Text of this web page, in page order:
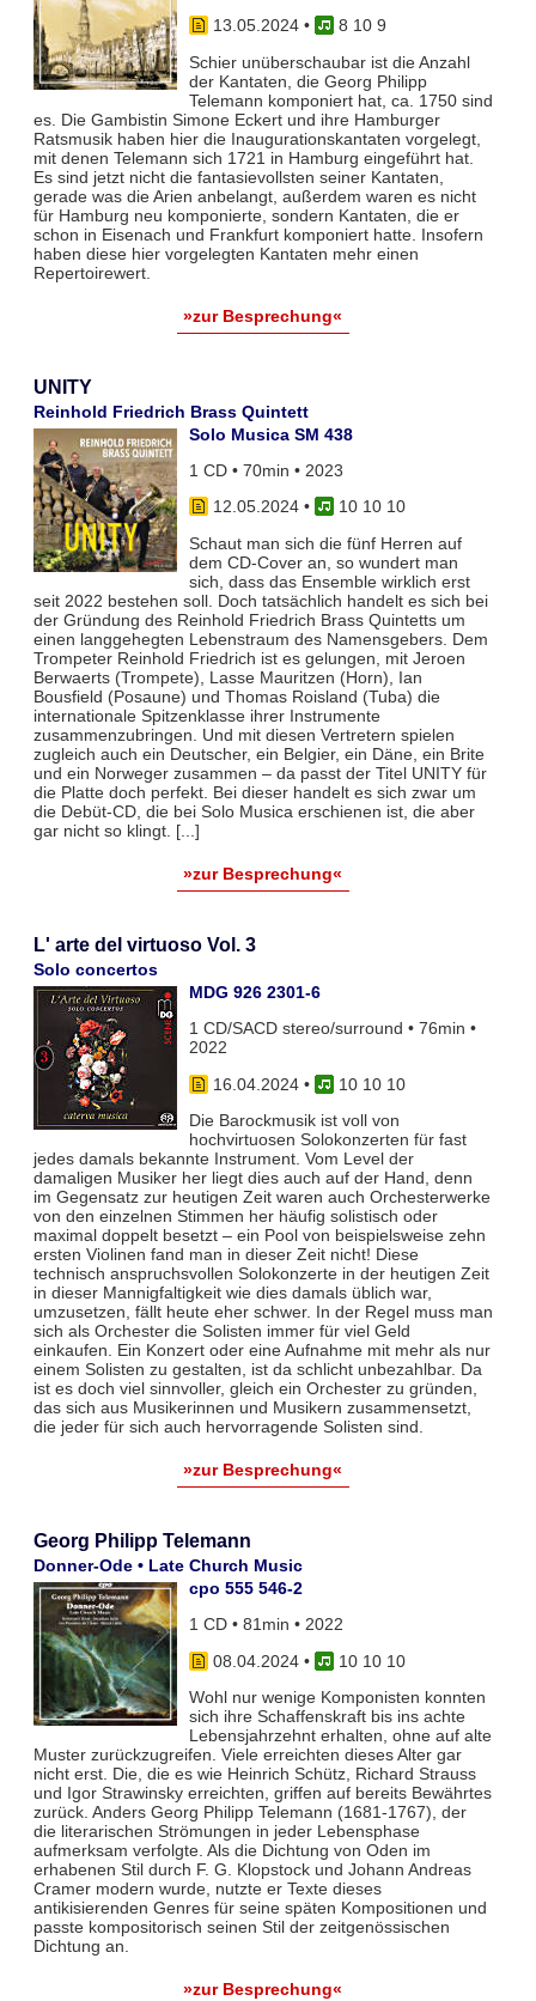
13.05.2024•
8 10 9
Schier unüberschaubar ist die Anzahl
der Kantaten, die Georg Philipp
Telemann komponiert hat, ca. 1750 sind
es. Die Gambistin Simone Eckert und ihre Hamburger
Ratsmusik haben hier die Inaugurationskantaten vorgelegt,
mit denen Telemann sich 1721 in Hamburg eingeführt hat.
Es sind jetzt nicht die fantasievollsten seiner Kantaten,
gerade was die Arien anbelangt, außerdem waren es nicht
für Hamburg neu komponierte, sondern Kantaten, die er
schon in Eisenach und Frankfurt komponiert hatte. Insofern
haben diese hier vorgelegten Kantaten mehr einen
Repertoirewert.
»zur Besprechung«
UNITY
Reinhold Friedrich Brass Quintett
Solo Musica SM 438
1 CD • 70min • 2023
12.05.2024•
10 10 10
Schaut man sich die fünf Herren auf
dem CD-Cover an, so wundert man
sich, dass das Ensemble wirklich erst
seit 2022 bestehen soll. Doch tatsächlich handelt es sich bei
der Gründung des Reinhold Friedrich Brass Quintetts um
einen langgehegten Lebenstraum des Namensgebers. Dem
Trompeter Reinhold Friedrich ist es gelungen, mit Jeroen
Berwaerts (Trompete), Lasse Mauritzen (Horn), Ian
Bousfield (Posaune) und Thomas Roisland (Tuba) die
internationale Spitzenklasse ihrer Instrumente
zusammenzubringen. Und mit diesen Vertretern spielen
zugleich auch ein Deutscher, ein Belgier, ein Däne, ein Brite
und ein Norweger zusammen – da passt der Titel UNITY für
die Platte doch perfekt. Bei dieser handelt es sich zwar um
die Debüt-CD, die bei Solo Musica erschienen ist, die aber
gar nicht so klingt. [...]
»zur Besprechung«
L' arte del virtuoso Vol. 3
Solo concertos
MDG 926 2301-6
1 CD/SACD stereo/surround • 76min •
2022
16.04.2024•
10 10 10
Die Barockmusik ist voll von
hochvirtuosen Solokonzerten für fast
jedes damals bekannte Instrument. Vom Level der
damaligen Musiker her liegt dies auch auf der Hand, denn
im Gegensatz zur heutigen Zeit waren auch Orchesterwerke
von den einzelnen Stimmen her häufig solistisch oder
maximal doppelt besetzt – ein Pool von beispielsweise zehn
ersten Violinen fand man in dieser Zeit nicht! Diese
technisch anspruchsvollen Solokonzerte in der heutigen Zeit
in dieser Mannigfaltigkeit wie dies damals üblich war,
umzusetzen, fällt heute eher schwer. In der Regel muss man
sich als Orchester die Solisten immer für viel Geld
einkaufen. Ein Konzert oder eine Aufnahme mit mehr als nur
einem Solisten zu gestalten, ist da schlicht unbezahlbar. Da
ist es doch viel sinnvoller, gleich ein Orchester zu gründen,
das sich aus Musikerinnen und Musikern zusammensetzt,
die jeder für sich auch hervorragende Solisten sind.
»zur Besprechung«
Georg Philipp Telemann
Donner-Ode • Late Church Music
cpo 555 546-2
1 CD • 81min • 2022
08.04.2024•
10 10 10
Wohl nur wenige Komponisten konnten
sich ihre Schaffenskraft bis ins achte
Lebensjahrzehnt erhalten, ohne auf alte
Muster zurückzugreifen. Viele erreichten dieses Alter gar
nicht erst. Die, die es wie Heinrich Schütz, Richard Strauss
und Igor Strawinsky erreichten, griffen auf bereits Bewährtes
zurück. Anders Georg Philipp Telemann (1681-1767), der
die literarischen Strömungen in jeder Lebensphase
aufmerksam verfolgte. Als die Dichtung von Oden im
erhabenen Stil durch F. G. Klopstock und Johann Andreas
Cramer modern wurde, nutzte er Texte dieses
antikisierenden Genres für seine späten Kompositionen und
passte kompositorisch seinen Stil der zeitgenössischen
Dichtung an.
»zur Besprechung«